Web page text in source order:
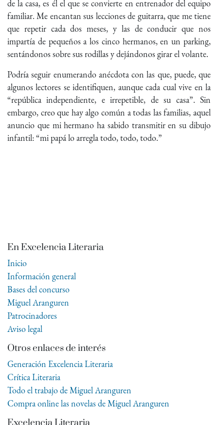
de la casa, es él el que se convierte en entrenador del equipo
familiar. Me encantan sus lecciones de guitarra, que me tiene
que repetir cada dos meses, y las de conducir que nos
impartía de pequeños a los cinco hermanos, en un parking,
sentándonos sobre sus rodillas y dejándonos girar el volante.
Podría seguir enumerando anécdota con las que, puede, que
algunos lectores se identifiquen, aunque cada cual vive en la
“república independiente, e irrepetible, de su casa”. Sin
embargo, creo que hay algo común a todas las familias, aquel
anuncio que mi hermano ha sabido transmitir en su dibujo
infantil: “mi papá lo arregla todo, todo, todo.”
En Excelencia Literaria
Inicio
Información general
Bases del concurso
Miguel Aranguren
Patrocinadores
Aviso legal
Otros enlaces de interés
Generación Excelencia Literaria
Crítica Literaria
Todo el trabajo de Miguel Aranguren
Compra online las novelas de Miguel Aranguren